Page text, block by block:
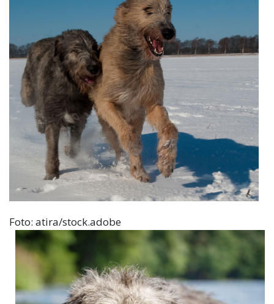
Foto: atira/stock.adobe